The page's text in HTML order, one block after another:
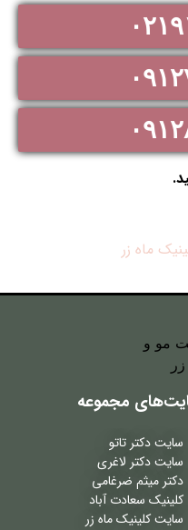
مجموعه
سایت دکتر تاتو
سایت دکتر لاغری
دکتر میثم ضرغامی
کلینیک سعادت آباد
سایت کلینیک ماه زر